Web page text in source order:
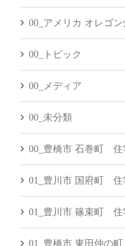
00_アメリカ オレゴ
00_トピック
00_メディア
00_未分類
00_豊橋市 石巻町 住
01_豊川市 国府町 住
01_豊川市 篠束町 住
01_豊橋市 東田仲の